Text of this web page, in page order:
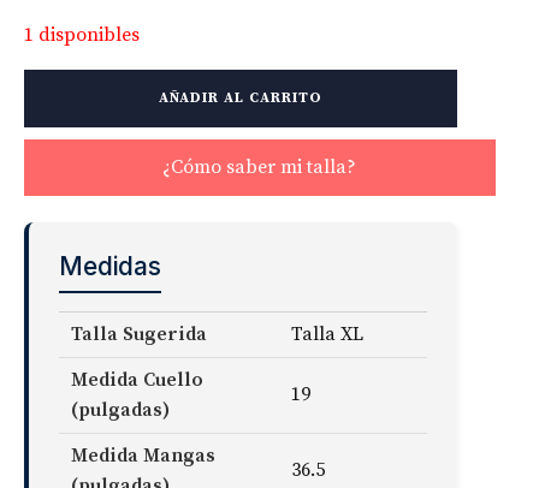
1 disponibles
Pin
AÑADIR AL CARRITO
¿Cómo saber mi talla?
Medidas
Talla Sugerida
Talla XL
Medida Cuello
(pulgadas)
19
Medida Mangas
36.5